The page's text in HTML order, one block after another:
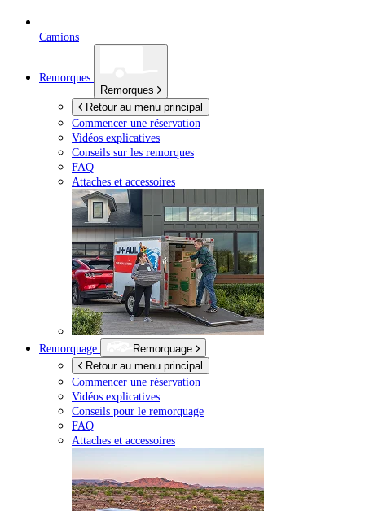
Camions
Remorques
Remorques
Retour au menu principal
Commencer une réservation
Vidéos explicatives
Conseils sur les remorques
FAQ
Attaches et accessoires
Remorquage
Remorquage
Retour au menu principal
Commencer une réservation
Vidéos explicatives
Conseils pour le remorquage
FAQ
Attaches et accessoires